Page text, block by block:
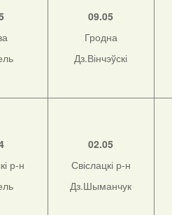
09.05
Гродна
Дз.Вінчэўскі
р-н
02.05
Свіслацкі р-н
Дз.Шыманчук